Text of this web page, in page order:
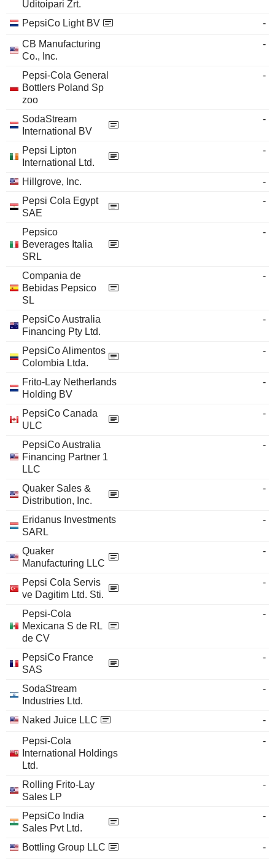
Uditoipari Zrt.
PepsiCo Light BV
-
CB Manufacturing
Co., Inc.
-
Pepsi-Cola General
Bottlers Poland Sp
zoo
-
SodaStream
International BV
-
Pepsi Lipton
International Ltd.
-
Hillgrove, Inc.
-
Pepsi Cola Egypt
SAE
-
Pepsico
Beverages Italia
SRL
-
Compania de
Bebidas Pepsico
SL
-
PepsiCo Australia
Financing Pty Ltd.
-
PepsiCo Alimentos
Colombia Ltda.
-
Frito-Lay Netherlands
Holding BV
-
PepsiCo Canada
ULC
-
PepsiCo Australia
Financing Partner 1
LLC
-
Quaker Sales &
Distribution, Inc.
-
Eridanus Investments
SARL
-
Quaker
Manufacturing LLC
-
Pepsi Cola Servis
ve Dagitim Ltd. Sti.
-
Pepsi-Cola
Mexicana S de RL
de CV
-
PepsiCo France
SAS
-
SodaStream
Industries Ltd.
-
Naked Juice LLC
-
Pepsi-Cola
International Holdings
Ltd.
-
Rolling Frito-Lay
Sales LP
-
PepsiCo India
Sales Pvt Ltd.
-
Bottling Group LLC
-